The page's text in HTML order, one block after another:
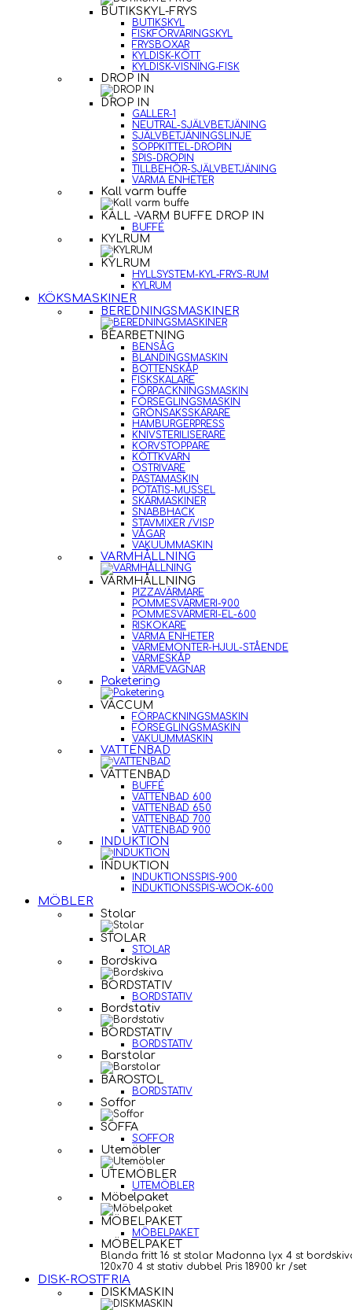
BUTIKSKYL-FRYS
BUTIKSKYL
FISKFÖRVARINGSKYL
FRYSBOXAR
KYLDISK-KÖTT
KYLDISK-VISNING-FISK
DROP IN
DROP IN
GALLER-1
NEUTRAL-SJÄLVBETJÄNING
SJÄLVBETJÄNINGSLINJE
SOPPKITTEL-DROPIN
SPIS-DROPIN
TILLBEHÖR-SJÄLVBETJÄNING
VARMA ENHETER
Kall varm buffe
KALL -VARM BUFFE DROP IN
BUFFÉ
KYLRUM
KYLRUM
HYLLSYSTEM-KYL-FRYS-RUM
KYLRUM
KÖKSMASKINER
BEREDNINGSMASKINER
BEARBETNING
BENSÅG
BLANDINGSMASKIN
BOTTENSKÅP
FISKSKALARE
FÖRPACKNINGSMASKIN
FÖRSEGLINGSMASKIN
GRÖNSAKSSKÄRARE
HAMBURGERPRESS
KNIVSTERILISERARE
KORVSTOPPARE
KÖTTKVARN
OSTRIVARE
PASTAMASKIN
POTATIS-MUSSEL
SKÄRMASKINER
SNABBHACK
STAVMIXER /VISP
VÅGAR
VAKUUMMASKIN
VARMHÅLLNING
VARMHÅLLNING
PIZZAVÄRMARE
POMMESVÄRMERI-900
POMMESVÄRMERI-EL-600
RISKOKARE
VARMA ENHETER
VÄRMEMONTER-HJUL-STÅENDE
VÄRMESKÅP
VÄRMEVAGNAR
Paketering
VACCUM
FÖRPACKNINGSMASKIN
FÖRSEGLINGSMASKIN
VAKUUMMASKIN
VATTENBAD
VATTENBAD
BUFFÉ
VATTENBAD 600
VATTENBAD 650
VATTENBAD 700
VATTENBAD 900
INDUKTION
INDUKTION
INDUKTIONSSPIS-900
INDUKTIONSSPIS-WOOK-600
MÖBLER
Stolar
STOLAR
STOLAR
Bordskiva
BORDSTATIV
BORDSTATIV
Bordstativ
BORDSTATIV
BORDSTATIV
Barstolar
BAROSTOL
BORDSTATIV
Soffor
SOFFA
SOFFOR
Utemöbler
UTEMÖBLER
UTEMÖBLER
Möbelpaket
MÖBELPAKET
MÖBELPAKET
MÖBELPAKET
Blanda fritt 16 st stolar Madonna lyx 4 st
120x70 4 st stativ dubbel Pris 18900 kr /set
DISK-ROSTFRIA
DISKMASKIN